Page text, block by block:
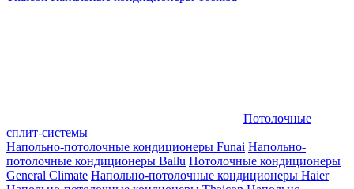
Потолочные
сплит-системы
Напольно-потолочные кондиционеры Funai Напольно-
потолочные кондиционеры Ballu Потолочные кондиционеры
General Climate Напольно-потолочные кондиционеры Haier